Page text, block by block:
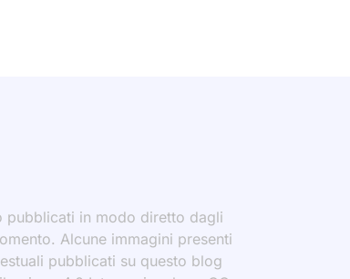
pubblicati in modo diretto dagli
Alcune immagini presenti
pubblicati su questo blog